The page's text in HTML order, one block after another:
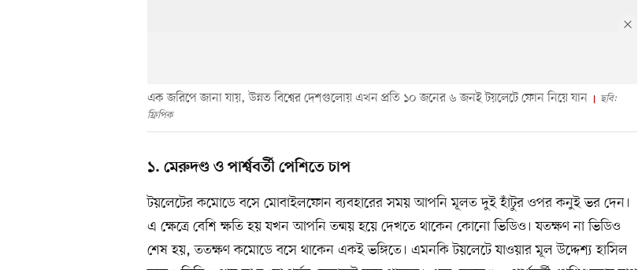
এক জরিপে জানা যায়, উন্নত বিশ্বের দেশগুলোয় এখন প্রতি ১০ জনের ৬ জনই টয়লেটে ফোন নিয়ে যান
ছবি:
ফ্রিপিক
১. মেরুদণ্ড ও পার্শ্ববর্তী পেশিতে চাপ
টয়লেটের কমোডে বসে মোবাইলফোন ব্যবহারের সময় আপনি মূলত দুই হাঁটুর ওপর কনুই ভর দেন।
এ ক্ষেত্রে বেশি ক্ষতি হয় যখন আপনি তন্ময় হয়ে দেখতে থাকেন কোনো ভিডিও। যতক্ষণ না ভিডিও
শেষ হয়, ততক্ষণ কমোডে বসে থাকেন একই ভঙ্গিতে। এমনকি টয়লেটে যাওয়ার মূল উদ্দেশ্য হাসিল